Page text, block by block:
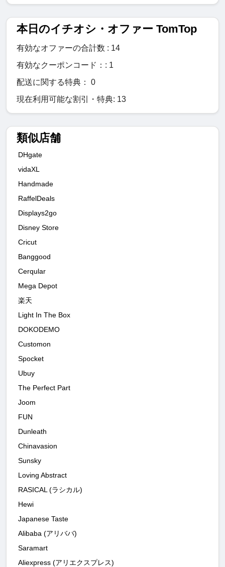
本日のイチオシ・オファー TomTop
有効なオファーの合計数 : 14
有効なクーポンコード：: 1
配送に関する特典： 0
現在利用可能な割引・特典: 13
類似店舗
DHgate
vidaXL
Handmade
RaffelDeals
Displays2go
Disney Store
Cricut
Banggood
Cerqular
Mega Depot
楽天
Light In The Box
DOKODEMO
Customon
Spocket
Ubuy
The Perfect Part
Joom
FUN
Dunleath
Chinavasion
Sunsky
Loving Abstract
RASICAL (ラシカル)
Hewi
Japanese Taste
Alibaba (アリババ)
Saramart
Aliexpress (アリエクスプレス)